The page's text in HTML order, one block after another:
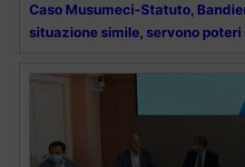
Caso Musumeci-Statuto,
situazione simile, servono